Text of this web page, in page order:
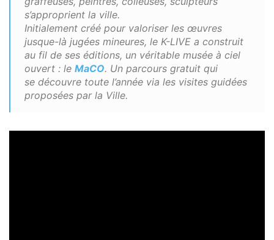
s’approprient la ville.
Initialement créé pour valoriser les œuvres
jusque-là jugées mineures, le K-LIVE a construit
au fil de ses éditions, un véritable musée à ciel
ouvert : le MaCO. Un parcours gratuit qui
se découvre toute l’année via les visites guidées
proposées par la Ville.